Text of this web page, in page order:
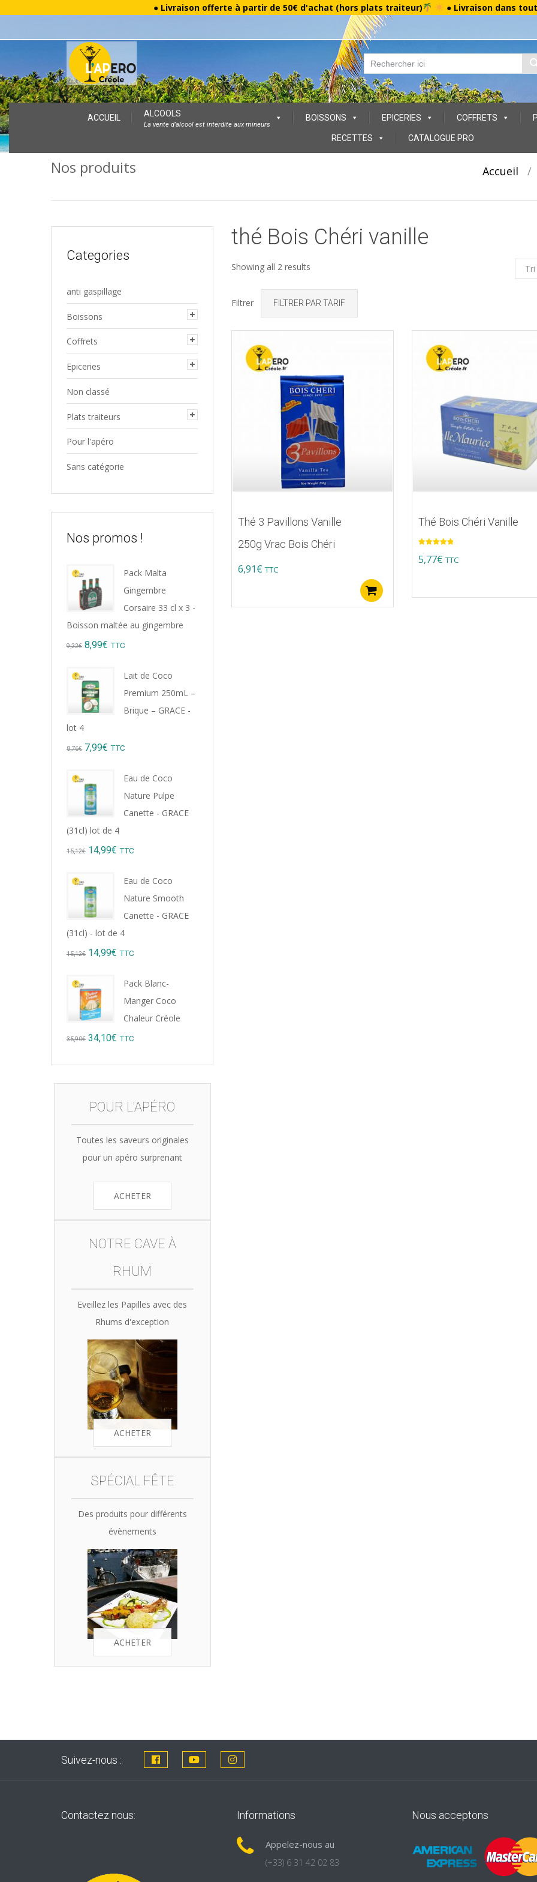
● Livraison offerte à partir de 50€ d'achat (hors plats traiteur) ● Livraison dans
Skip
to
content
ACCUEIL ALCOOLS
La vente d’alcool est interdite aux mineurs
BOISSONS EPICERIES COFFRETS
RECETTES CATALOGUE PRO
Nos produits Accueil /
thé Bois Chéri vanille
Showing all 2 results
Filtrer FILTRER PAR TARIF
Thé 3 Pavillons Vanille
250g Vrac Bois Chéri
6,91€ TTC
Thé Bois Chéri Vanille
sur 5
5,77€ TTC
Categories
anti gaspillage
Boissons
Coffrets
Epiceries
Non classé
Plats traiteurs
Pour l'apéro
Sans catégorie
Nos promos !
Pack Malta
Gingembre
Corsaire 33 cl x 3 -
Boisson maltée au gingembre
9,22€ Original
was:
9,22€.
8,99€ Current
TTC
Lait de Coco
Premium 250mL –
Brique – GRACE -
lot 4
8,76€ Original
was:
8,76€.
7,99€ Current
TTC
Eau de Coco
Nature Pulpe
Canette - GRACE
(31cl) lot de 4
15,12€ Original
was:
15,12€.
14,99€ Current
TTC
Eau de Coco
Nature Smooth
Canette - GRACE
(31cl) - lot de 4
15,12€ Original
was:
15,12€.
14,99€ Current
TTC
Pack Blanc-
Manger Coco
Chaleur Créole
35,90€ Original
34,10€ Current
TTC
POUR L'APÉRO
Toutes les saveurs originales
pour un apéro surprenant
ACHETER
NOTRE CAVE À
RHUM
Eveillez les Papilles avec des
Rhums d'exception
ACHETER
SPÉCIAL FÊTE
Des produits pour différents
évènements
ACHETER
Suivez-nous :
Contactez nous: Informations
Appelez-nous au
(+33) 6 31 42 02 83
Nous acceptons